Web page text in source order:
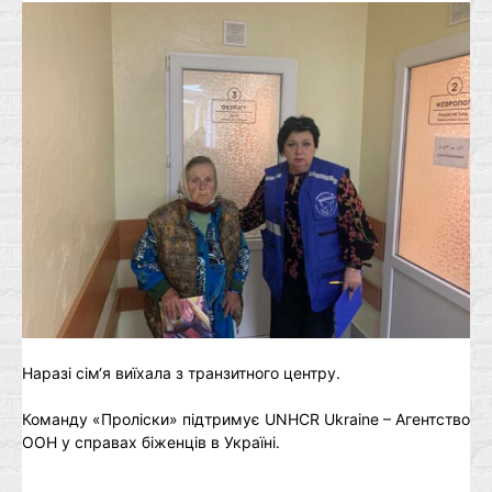
Наразі сім‘я виїхала з транзитного центру.
Команду «Проліски» підтримує UNHCR Ukraine – Aгентство
ООН у справах біженців в Україні.